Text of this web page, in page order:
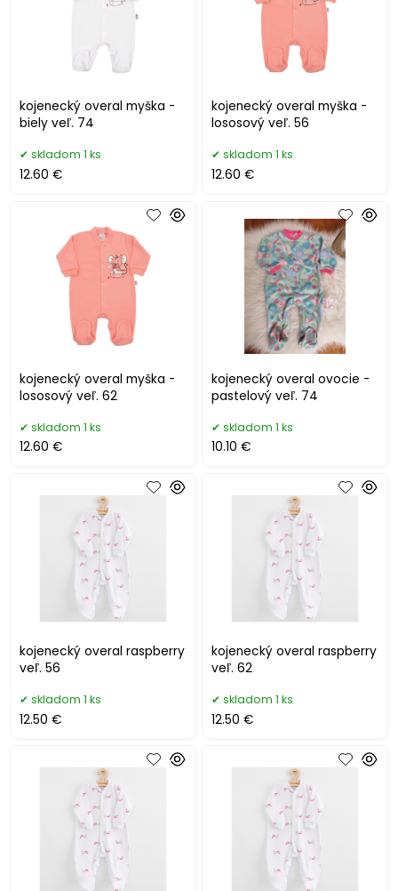
kojenecký overal myška -
biely veľ. 74
skladom 1 ks
12.60 €
kojenecký overal myška -
lososový veľ. 56
skladom 1 ks
12.60 €
kojenecký overal myška -
lososový veľ. 62
skladom 1 ks
12.60 €
kojenecký overal ovocie -
pastelový veľ. 74
skladom 1 ks
10.10 €
kojenecký overal raspberry
veľ. 56
skladom 1 ks
12.50 €
kojenecký overal raspberry
veľ. 62
skladom 1 ks
12.50 €